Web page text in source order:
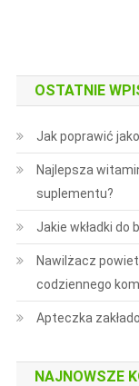
OSTATNIE
Jak poprawić
Najlepsza
suplementu?
Jakie wkładki do
Nawilżacz
codziennego
Apteczka
NAJNOWSZE